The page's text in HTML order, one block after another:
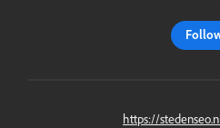
https://